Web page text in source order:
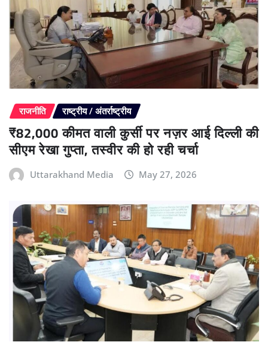
राजनीति राष्ट्रीय / अंतर्राष्ट्रीय
₹82,000 कीमत वाली कुर्सी पर नज़र आई दिल्ली की
सीएम रेखा गुप्ता, तस्वीर की हो रही चर्चा
Uttarakhand Media May 27, 2026